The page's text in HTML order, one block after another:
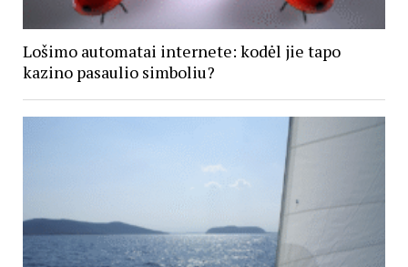
Lošimo automatai internete: kodėl jie tapo
kazino pasaulio simboliu?